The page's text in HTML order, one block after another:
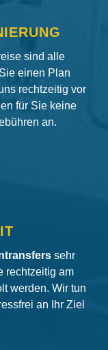
sind alle
einen Plan
rechtzeitig vor
für Sie keine
an.
sehr
rechtzeitig am
werden. Wir tun
an Ihr Ziel